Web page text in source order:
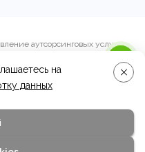
аутсорсинговых услуг
вызовов операторами call-
на
данных